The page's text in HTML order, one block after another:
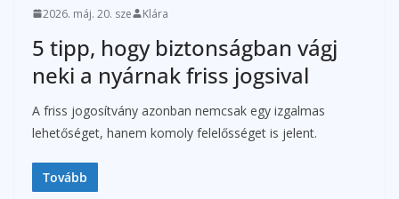
2026. máj. 20. sze Klára
5 tipp, hogy biztonságban vágj
neki a nyárnak friss jogsival
A friss jogosítvány azonban nemcsak egy izgalmas
lehetőséget, hanem komoly felelősséget is jelent.
Tovább